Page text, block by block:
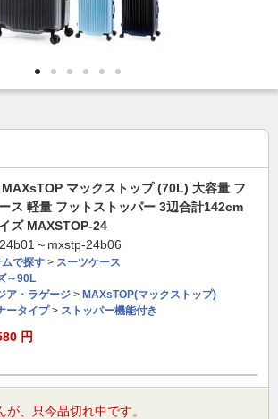
マックストップ (70L) 大容量 フ
ス 軽量 フットストッパー 3辺合計142cm
ズ MAXSTOP-24
～mxstp-24b06
で探す > スーツケース
～90L
ア・ラゲージ > MAXsTOP(マックストップ)
ータイプ> ストッパー機能付き
円
、只今品切れ中です。